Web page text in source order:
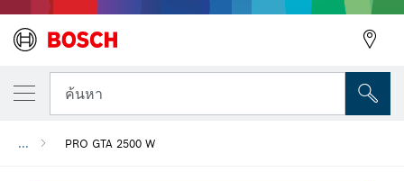
ค้นหา
... PRO GTA 2500 W